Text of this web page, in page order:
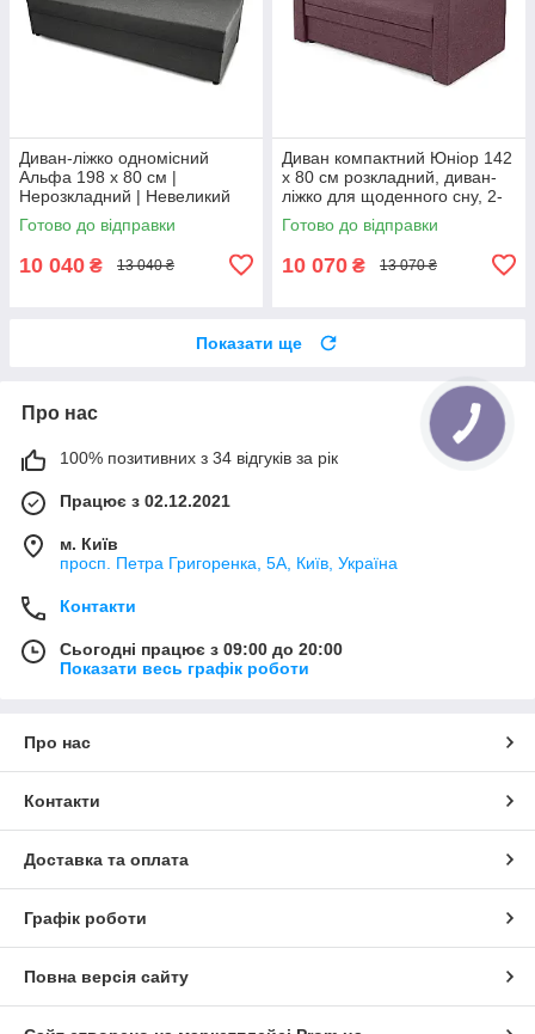
Диван-ліжко одномісний
Альфа 198 х 80 см |
Нерозкладний | Невеликий
диван для щоденного сну |
рогожка, сірий, лівий
Готово до відправки
10 040 ₴ 13 040 ₴
Диван компактний Юніор 142
х 80 см розкладний, диван-
ліжко для щоденного сну, 2-
місний, недорогий, рогожка,
беррі
Готово до відправки
10 070 ₴ 13 070 ₴
Показати ще
Про нас
100% позитивних з 34 відгуків за рік
Працює з 02.12.2021
м. Київ
просп. Петра Григоренка, 5А, Київ, Україна
Контакти
Сьогодні працює з 09:00 до 20:00
Показати весь графік роботи
Про нас
Контакти
Доставка та оплата
Графік роботи
Повна версія сайту